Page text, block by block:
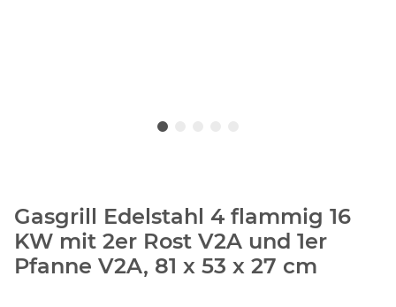
Gasgrill Edelstahl 4 flammig 16
KW mit 2er Rost V2A und 1er
Pfanne V2A, 81 x 53 x 27 cm